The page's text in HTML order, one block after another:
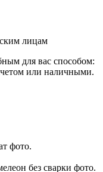
лицам
для вас способом:
или наличными.